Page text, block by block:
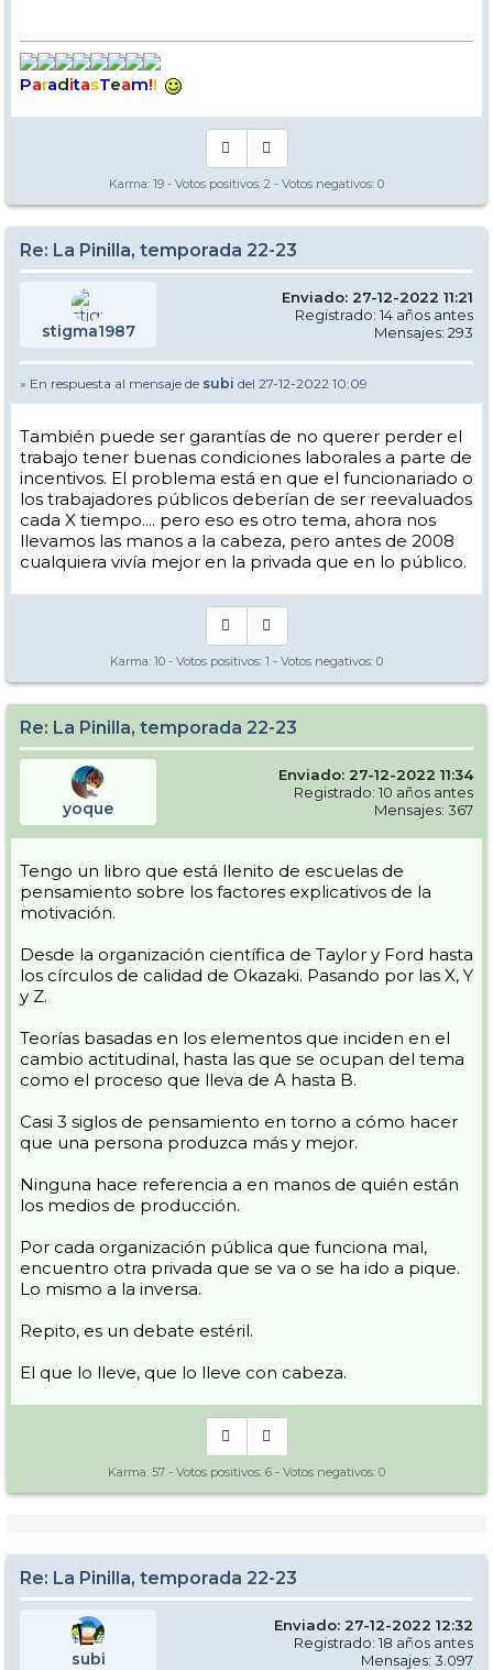
ParaditasTeam!!
Karma: 19 - Votos positivos: 2 - Votos negativos: 0
Re: La Pinilla, temporada 22-23
stigma1987
Enviado: 27-12-2022 11:21
Registrado: 14 años antes
Mensajes: 293
» En respuesta al mensaje de subi del 27-12-2022 10:09
También puede ser garantías de no querer perder el
trabajo tener buenas condiciones laborales a parte de
incentivos. El problema está en que el funcionariado o
los trabajadores públicos deberían de ser reevaluados
cada X tiempo.... pero eso es otro tema, ahora nos
llevamos las manos a la cabeza, pero antes de 2008
cualquiera vivía mejor en la privada que en lo público.
Karma: 10 - Votos positivos: 1 - Votos negativos: 0
Re: La Pinilla, temporada 22-23
yoque
Enviado: 27-12-2022 11:34
Registrado: 10 años antes
Mensajes: 367
Tengo un libro que está llenito de escuelas de
pensamiento sobre los factores explicativos de la
motivación.
Desde la organización científica de Taylor y Ford hasta
los círculos de calidad de Okazaki. Pasando por las X, Y
y Z.
Teorías basadas en los elementos que inciden en el
cambio actitudinal, hasta las que se ocupan del tema
como el proceso que lleva de A hasta B.
Casi 3 siglos de pensamiento en torno a cómo hacer
que una persona produzca más y mejor.
Ninguna hace referencia a en manos de quién están
los medios de producción.
Por cada organización pública que funciona mal,
encuentro otra privada que se va o se ha ido a pique.
Lo mismo a la inversa.
Repito, es un debate estéril.
El que lo lleve, que lo lleve con cabeza.
Karma: 57 - Votos positivos: 6 - Votos negativos: 0
Re: La Pinilla, temporada 22-23
subi
Enviado: 27-12-2022 12:32
Registrado: 18 años antes
Mensajes: 3.097